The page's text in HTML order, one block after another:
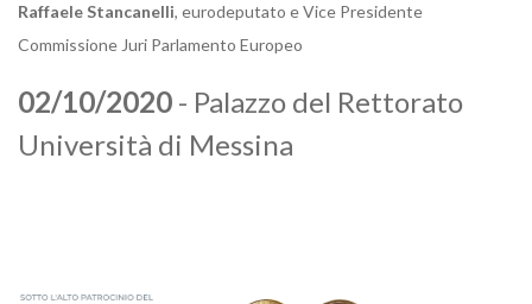
Raffaele Stancanelli, eurodeputato e Vice Presidente
Commissione Juri Parlamento Europeo
02/10/2020 - Palazzo del Rettorato
Università di Messina